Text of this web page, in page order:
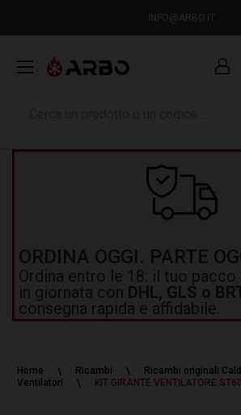
INFO@ARBO.IT
ORDINA OGGI. PARTE
Ordina entro le 18: il tuo
in giornata con DHL, GLS o
consegna rapida e affidabile.
Home Ricambi
Ricambi originali
Ventilatori
KIT GIRANTE VENTILATORE